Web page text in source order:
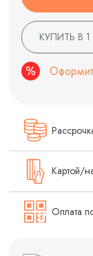
КУПИТЬ В
Картой/
Оплата